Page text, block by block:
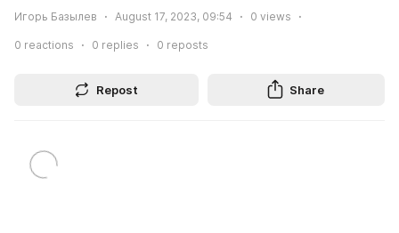
Игорь Базылев August 17, 2023, 09:54 0 views
0 reactions 0 replies 0 reposts
Repost Share